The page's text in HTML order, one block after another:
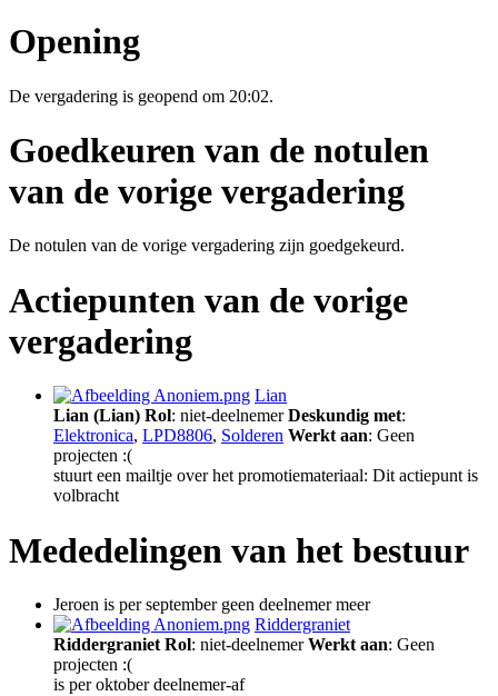
Opening
De vergadering is geopend om 20:02.
Goedkeuren van de notulen
van de vorige vergadering
De notulen van de vorige vergadering zijn goedgekeurd.
Actiepunten van de vorige
vergadering
Lian
Lian (Lian) Rol: niet-deelnemerDeskundig met:
Elektronica, LPD8806, Solderen Werkt aan: Geen
projecten :(
stuurt een mailtje over het promotiemateriaal: Dit actiepunt is
volbracht
Mededelingen van het bestuur
Jeroen is per september geen deelnemer meer
Riddergraniet
Riddergraniet Rol: niet-deelnemerWerkt aan: Geen
projecten :(
is per oktober deelnemer-af